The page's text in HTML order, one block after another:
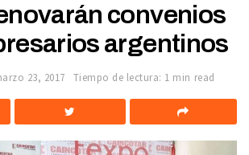
convenios
argentinos
23, 2017 Tiempo de lectura: 1 min read